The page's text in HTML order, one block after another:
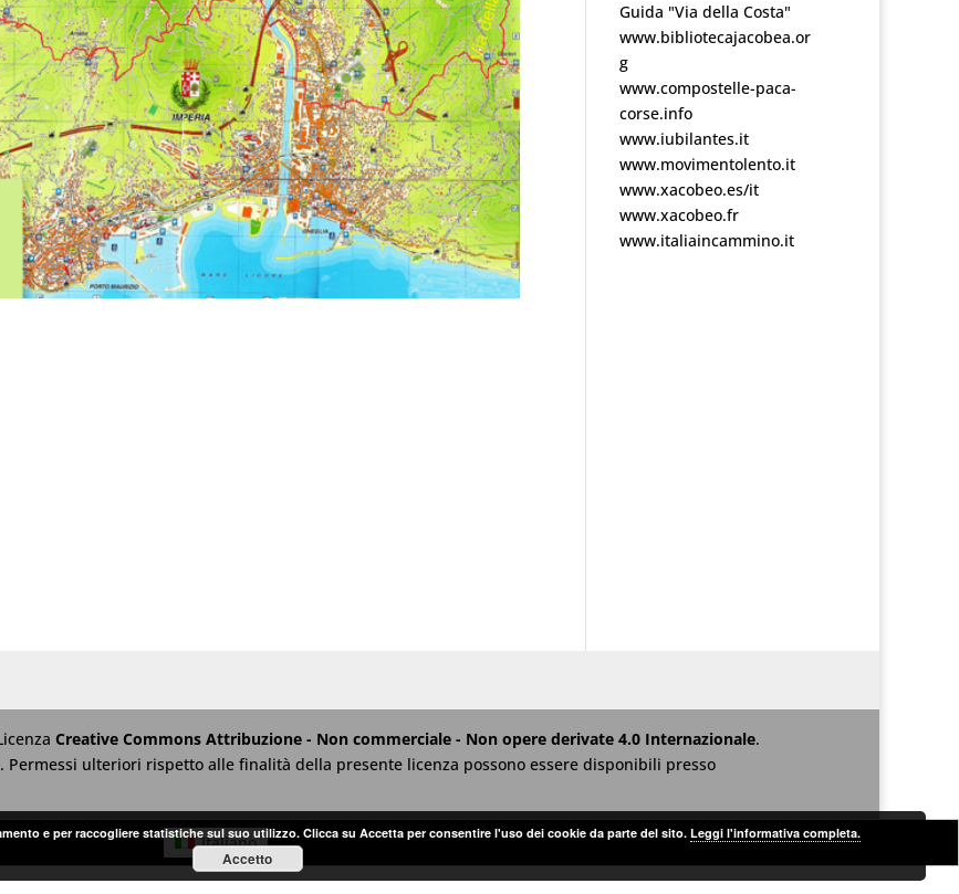
Guida "Via della Costa"
www.bibliotecajacobea.or
g
www.compostelle-paca-
corse.info
www.iubilantes.it
www.movimentolento.it
www.xacobeo.es/it
www.xacobeo.fr
www.italiaincammino.it
Creative Commons Attribuzione - Non commerciale - Non opere derivate 4.0 Internazionale.
. Permessi ulteriori rispetto alle finalità della presente licenza possono essere disponibili presso
Italiano
e per raccogliere statistiche sul suo utilizzo. Clicca su Accetta per consentire l'uso dei cookie da parte del sito.Leggi l'informativa completa.
Accetto